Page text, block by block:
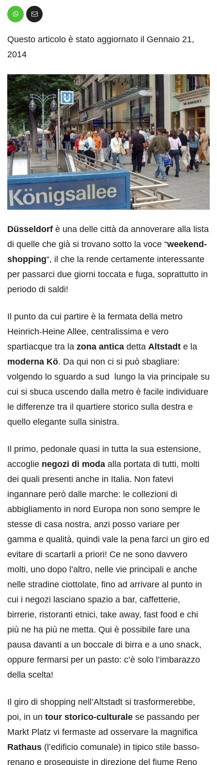
Questo articolo è stato aggiornato il Gennaio 21,
2014
Düsseldorf è una delle città da annoverare alla lista
di quelle che già si trovano sotto la voce “weekend-
shopping“, il che la rende certamente interessante
per passarci due giorni toccata e fuga, soprattutto in
periodo di saldi!
Il punto da cui partire è la fermata della metro
Heinrich-Heine Allee, centralissima e vero
spartiacque tra la zona antica detta Altstadt e la
moderna Kö. Da qui non ci si può sbagliare:
volgendo lo sguardo a sud lungo la via principale su
cui si sbuca uscendo dalla metro è facile individuare
le differenze tra il quartiere storico sulla destra e
quello elegante sulla sinistra.
Il primo, pedonale quasi in tutta la sua estensione,
accoglie negozi di moda alla portata di tutti, molti
dei quali presenti anche in Italia. Non fatevi
ingannare però dalle marche: le collezioni di
abbigliamento in nord Europa non sono sempre le
stesse di casa nostra, anzi posso variare per
gamma e qualità, quindi vale la pena farci un giro ed
evitare di scartarli a priori! Ce ne sono davvero
molti, uno dopo l’altro, nelle vie principali e anche
nelle stradine ciottolate, fino ad arrivare al punto in
cui i negozi lasciano spazio a bar, caffetterie,
birrerie, ristoranti etnici, take away, fast food e chi
più ne ha più ne metta. Qui è possibile fare una
pausa davanti a un boccale di birra e a uno snack,
oppure fermarsi per un pasto: c’è solo l’imbarazzo
della scelta!
Il giro di shopping nell’Altstadt si trasformerebbe,
poi, in un tour storico-culturale se passando per
Markt Platz vi fermaste ad osservare la magnifica
Rathaus (l’edificio comunale) in tipico stile basso-
renano e proseguiste in direzione del fiume Reno